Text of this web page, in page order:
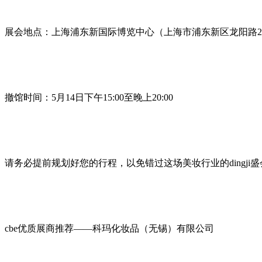
展会地点：上海浦东新国际博览中心（上海市浦东新区龙阳路
撤馆时间：5月14日下午15:00至晚上20:00
请务必提前规划好您的行程，以免错过这场美妆行业的dingji盛
cbe优质展商推荐——科玛化妆品（无锡）有限公司